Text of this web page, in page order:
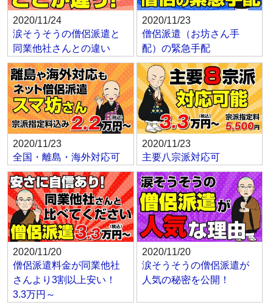
2020/11/24
涙そうそうの僧侶派遣と
同業他社さんとの違い
2020/11/23
僧侶派遣（お坊さん手
配）の緊急手配
2020/11/23
全国・離島・海外対応可
2020/11/23
主要八宗派対応可
2020/11/20
僧侶派遣料金が同業他社
さんより3割以上安い！
3.3万円～
2020/11/20
涙そうそうの僧侶派遣が
人気の秘密を公開！